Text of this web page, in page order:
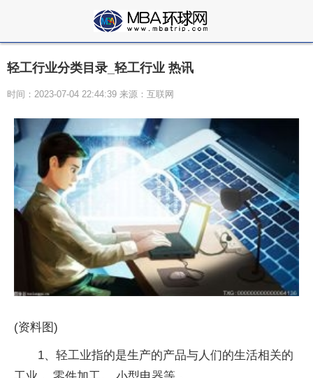
轻工行业分类目录_轻工行业 热讯
时间：2023-07-04 22:44:39 来源：互联网
(资料图)
1、轻工业指的是生产的产品与人们的生活相关的